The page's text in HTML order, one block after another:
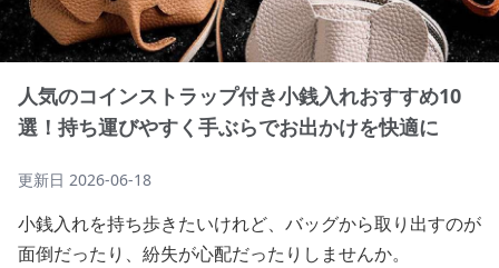
人気のコインストラップ付き小銭入れおすすめ10
選！持ち運びやすく手ぶらでお出かけを快適に
更新日 2026-06-18
小銭入れを持ち歩きたいけれど、バッグから取り出すのが
面倒だったり、紛失が心配だったりしませんか。